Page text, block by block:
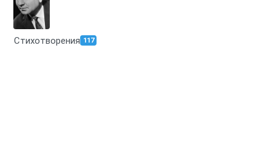
Стихотворения 117